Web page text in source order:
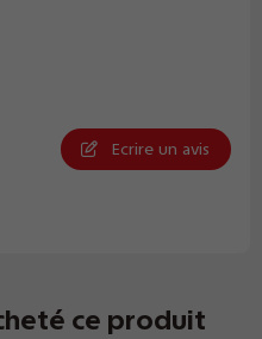
Ecrire un avis
ce produit